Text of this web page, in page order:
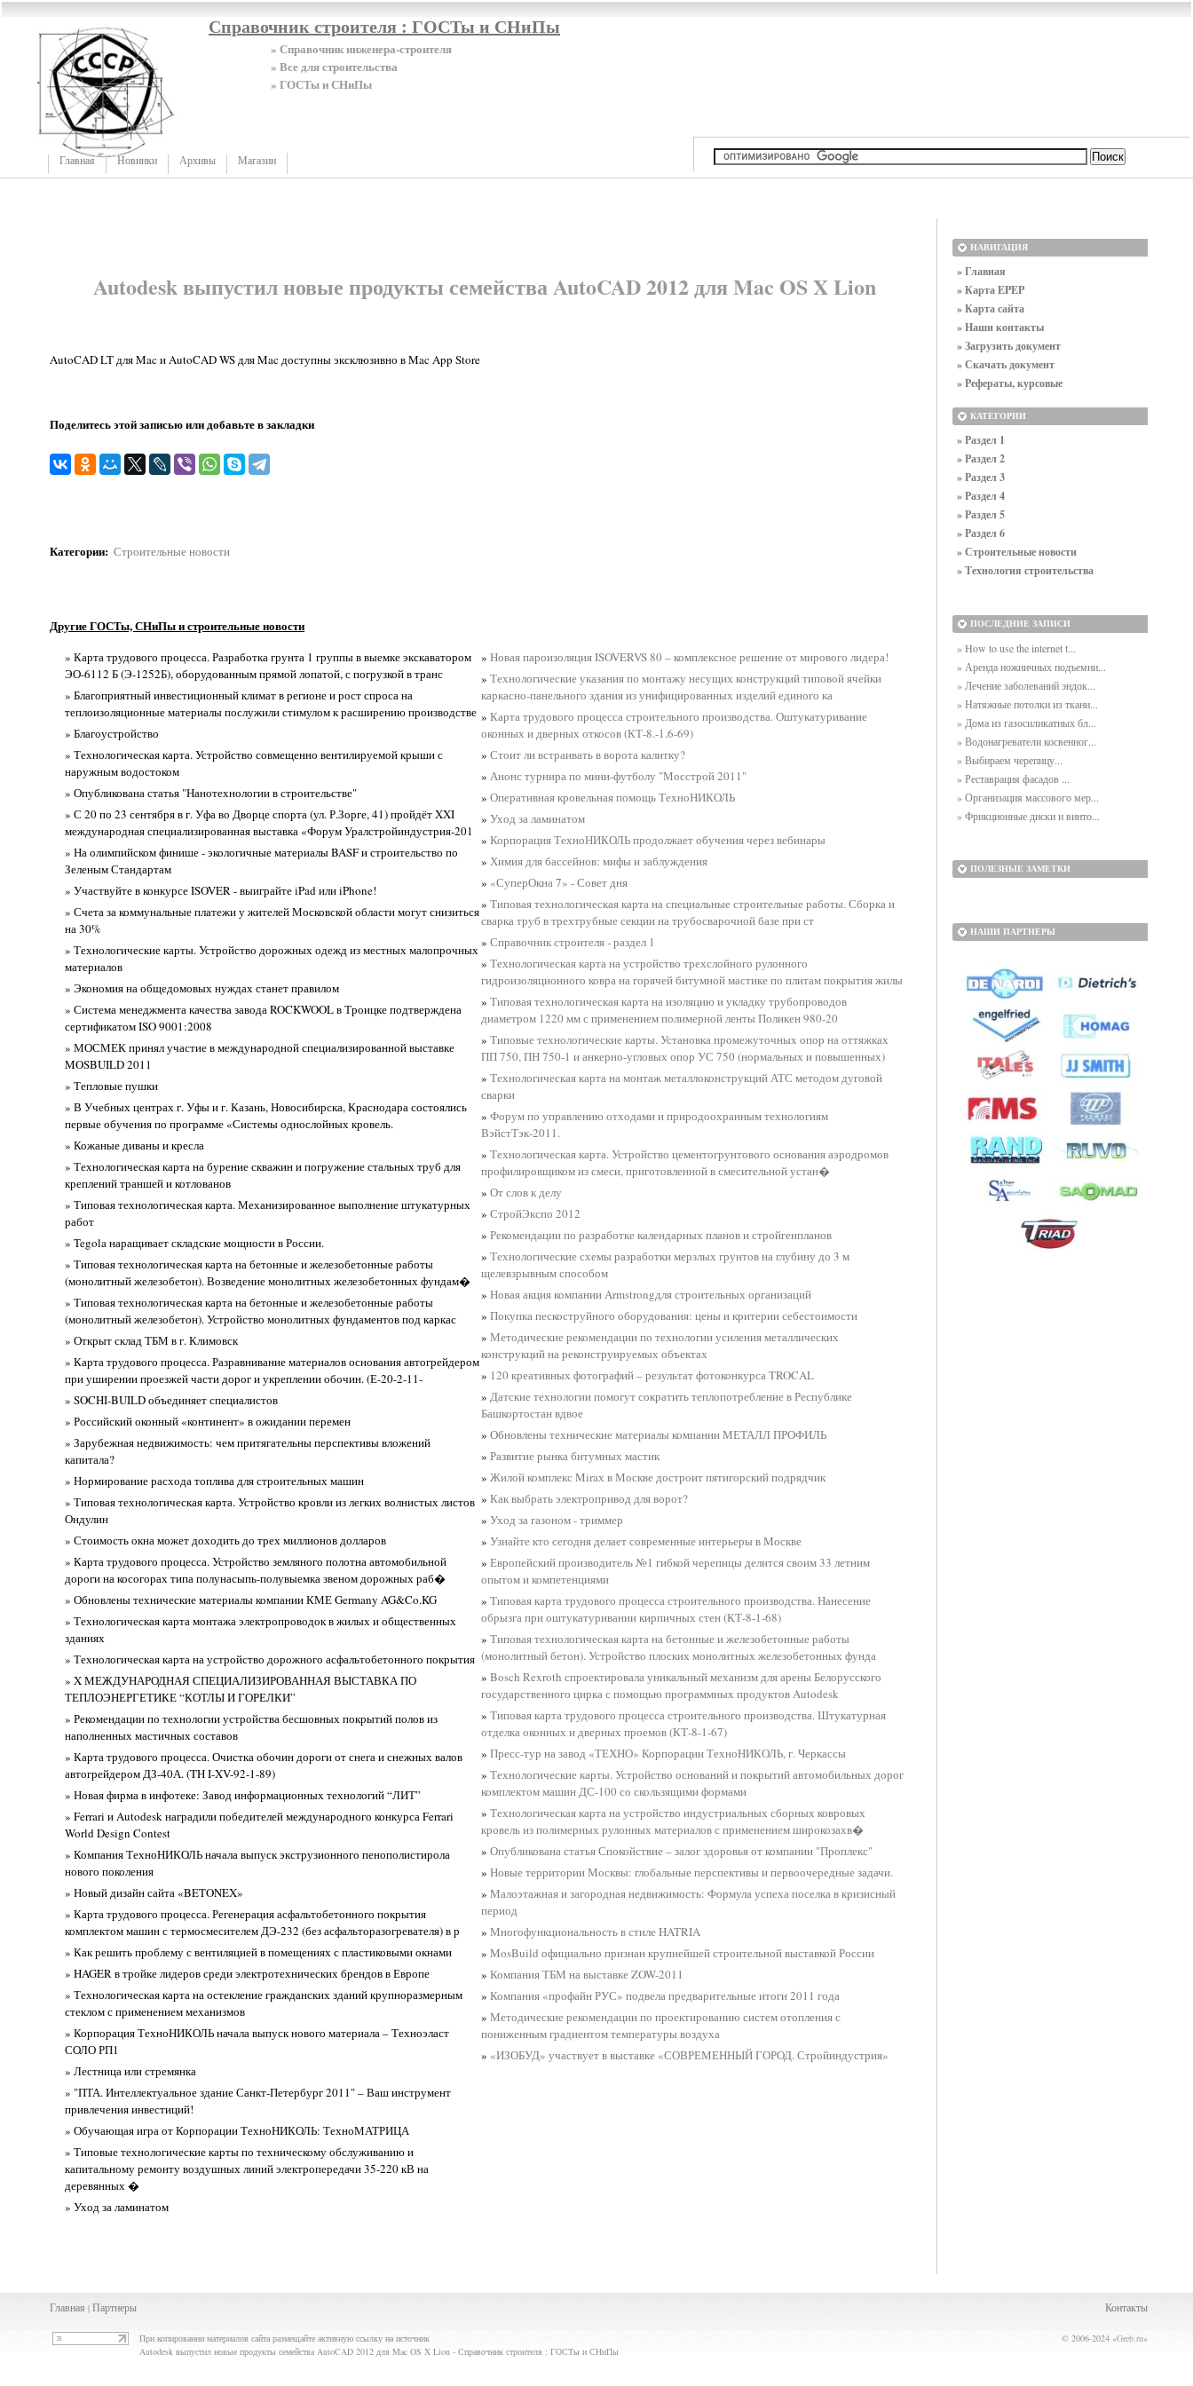
Справочник строителя : ГОСТы и СНиПы
» Справочник инженера-строителя
» Все для строительства
» ГОСТы и СНиПы
Главная Новинки Архивы Магазин
Autodesk выпустил новые продукты семейства AutoCAD 2012 для Mac OS X Lion
AutoCAD LT для Mac и AutoCAD WS для Mac доступны эксклюзивно в Mac App Store
Поделитесь этой записью или добавьте в закладки
Категории: Строительные новости
Другие ГОСТы, СНиПы и строительные новости
» Карта трудового процесса. Разработка грунта 1 группы в выемке экскаватором
ЭО-6112 Б (Э-1252Б), оборудованным прямой лопатой, с погрузкой в транс
» Благоприятный инвестиционный климат в регионе и рост спроса на
теплоизоляционные материалы послужили стимулом к расширению производстве
» Благоустройство
» Технологическая карта. Устройство совмещенно вентилируемой крыши с
наружным водостоком
» Опубликована статья "Нанотехнологии в строительстве"
» С 20 по 23 сентября в г. Уфа во Дворце спорта (ул. Р.Зорге, 41) пройдёт XXI
международная специализированная выставка «Форум Уралстройиндустрия-201
» На олимпийском финише - экологичные материалы BASF и строительство по
Зеленым Стандартам
» Участвуйте в конкурсе ISOVER - выиграйте iPad или iPhone!
» Счета за коммунальные платежи у жителей Московской области могут снизиться
на 30%
» Технологические карты. Устройство дорожных одежд из местных малопрочных
материалов
» Экономия на общедомовых нуждах станет правилом
» Система менеджмента качества завода ROCKWOOL в Троицке подтверждена
сертификатом ISO 9001:2008
» МОСМЕК принял участие в международной специализированной выставке
MOSBUILD 2011
» Тепловые пушки
» В Учебных центрах г. Уфы и г. Казань, Новосибирска, Краснодара состоялись
первые обучения по программе «Системы однослойных кровель.
» Кожаные диваны и кресла
» Технологическая карта на бурение скважин и погружение стальных труб для
креплений траншей и котлованов
» Типовая технологическая карта. Механизированное выполнение штукатурных
работ
» Tegola наращивает складские мощности в России.
» Типовая технологическая карта на бетонные и железобетонные работы
(монолитный железобетон). Возведение монолитных железобетонных фундам�
» Типовая технологическая карта на бетонные и железобетонные работы
(монолитный железобетон). Устройство монолитных фундаментов под каркас
» Открыт склад ТБМ в г. Климовск
» Карта трудового процесса. Разравнивание материалов основания автогрейдером
при уширении проезжей части дорог и укреплении обочин. (Е-20-2-11-
» SOCHI-BUILD объединяет специалистов
» Российский оконный «континент» в ожидании перемен
» Зарубежная недвижимость: чем притягательны перспективы вложений
капитала?
» Нормирование расхода топлива для строительных машин
» Типовая технологическая карта. Устройство кровли из легких волнистых листов
Ондулин
» Стоимость окна может доходить до трех миллионов долларов
» Карта трудового процесса. Устройство земляного полотна автомобильной
дороги на косогорах типа полунасыпь-полувыемка звеном дорожных раб�
» Обновлены технические материалы компании КМЕ Germany AG&Co.KG
» Технологическая карта монтажа электропроводок в жилых и общественных
зданиях
» Технологическая карта на устройство дорожного асфальтобетонного покрытия
» X МЕЖДУНАРОДНАЯ СПЕЦИАЛИЗИРОВАННАЯ ВЫСТАВКА ПО
ТЕПЛОЭНЕРГЕТИКЕ “КОТЛЫ И ГОРЕЛКИ”
» Рекомендации по технологии устройства бесшовных покрытий полов из
наполненных мастичных составов
» Карта трудового процесса. Очистка обочин дороги от снега и снежных валов
автогрейдером ДЗ-40А. (TH I-XV-92-1-89)
» Новая фирма в инфотеке: Завод информационных технологий “ЛИТ”
» Ferrari и Autodesk наградили победителей международного конкурса Ferrari
World Design Contest
» Компания ТехноНИКОЛЬ начала выпуск экструзионного пенополистирола
нового поколения
» Новый дизайн сайта «BETONEX»
» Карта трудового процесса. Регенерация асфальтобетонного покрытия
комплектом машин с термосмесителем ДЭ-232 (без асфальторазогревателя) в р
» Как решить проблему с вентиляцией в помещениях с пластиковыми окнами
» HAGER в тройке лидеров среди электротехнических брендов в Европе
» Технологическая карта на остекление гражданских зданий крупноразмерным
стеклом с применением механизмов
» Корпорация ТехноНИКОЛЬ начала выпуск нового материала – Техноэласт
СОЛО РП1
» Лестница или стремянка
» "ПТА. Интеллектуальное здание Санкт-Петербург 2011" – Ваш инструмент
привлечения инвестиций!
» Обучающая игра от Корпорации ТехноНИКОЛЬ: ТехноМАТРИЦА
» Типовые технологические карты по техническому обслуживанию и
капитальному ремонту воздушных линий электропередачи 35-220 кВ на
деревянных �
» Уход за ламинатом
» Новая пароизоляция ISOVERVS 80 – комплексное решение от мирового лидера!
» Технологические указания по монтажу несущих конструкций типовой ячейки
каркасно-панельного здания из унифицированных изделий единого ка
» Карта трудового процесса строительного производства. Оштукатуривание
оконных и дверных откосов (КТ-8.-1.6-69)
» Стоит ли встраивать в ворота калитку?
» Анонс турнира по мини-футболу "Мосстрой 2011"
» Оперативная кровельная помощь ТехноНИКОЛЬ
» Уход за ламинатом
» Корпорация ТехноНИКОЛЬ продолжает обучения через вебинары
» Химия для бассейнов: мифы и заблуждения
» «СуперОкна 7» - Совет дня
» Типовая технологическая карта на специальные строительные работы. Сборка и
сварка труб в трехтрубные секции на трубосварочной базе при ст
» Справочник строителя - раздел 1
» Технологическая карта на устройство трехслойного рулонного
гидроизоляционного ковра на горячей битумной мастике по плитам покрытия жилы
» Типовая технологическая карта на изоляцию и укладку трубопроводов
диаметром 1220 мм с применением полимерной ленты Поликен 980-20
» Типовые технологические карты. Установка промежуточных опор на оттяжках
ПП 750, ПН 750-1 и анкерно-угловых опор УС 750 (нормальных и повышенных)
» Технологическая карта на монтаж металлоконструкций АТС методом дуговой
сварки
» Форум по управлению отходами и природоохранным технологиям
ВэйстТэк-2011.
» Технологическая карта. Устройство цементогрунтового основания аэродромов
профилировщиком из смеси, приготовленной в смесительной устан�
» От слов к делу
» СтройЭкспо 2012
» Рекомендации по разработке календарных планов и стройгенпланов
» Технологические схемы разработки мерзлых грунтов на глубину до 3 м
щелевзрывным способом
» Новая акция компании Armstrongдля строительных организаций
» Покупка пескоструйного оборудования: цены и критерии себестоимости
» Методические рекомендации по технологии усиления металлических
конструкций на реконструируемых объектах
» 120 креативных фотографий – результат фотоконкурса TROCAL
» Датские технологии помогут сократить теплопотребление в Республике
Башкортостан вдвое
» Обновлены технические материалы компании МЕТАЛЛ ПРОФИЛЬ
» Развитие рынка битумных мастик
» Жилой комплекс Miraх в Москве достроит пятигорский подрядчик
» Как выбрать электропривод для ворот?
» Уход за газоном - триммер
» Узнайте кто сегодня делает современные интерьеры в Москве
» Европейский производитель №1 гибкой черепицы делится своим 33 летним
опытом и компетенциями
» Типовая карта трудового процесса строительного производства. Нанесение
обрызга при оштукатуривании кирпичных стен (КТ-8-1-68)
» Типовая технологическая карта на бетонные и железобетонные работы
(монолитный бетон). Устройство плоских монолитных железобетонных фунда
» Bosch Rexroth спроектировала уникальный механизм для арены Белорусского
государственного цирка с помощью программных продуктов Autodesk
» Типовая карта трудового процесса строительного производства. Штукатурная
отделка оконных и дверных проемов (КТ-8-1-67)
» Пресс-тур на завод «ТЕХНО» Корпорации ТехноНИКОЛЬ, г. Черкассы
» Технологические карты. Устройство оснований и покрытий автомобильных дорог
комплектом машин ДС-100 со скользящими формами
» Технологическая карта на устройство индустриальных сборных ковровых
кровель из полимерных рулонных материалов с применением широкозахв�
» Опубликована статья Спокойствие – залог здоровья от компании "Проплекс"
» Новые территории Москвы: глобальные перспективы и первоочередные задачи.
» Малоэтажная и загородная недвижимость: Формула успеха поселка в кризисный
период
» Многофункциональность в стиле HATRIA
» MosBuild официально признан крупнейшей строительной выставкой России
» Компания ТБМ на выставке ZOW-2011
» Компания «профайн РУС» подвела предварительные итоги 2011 года
» Методические рекомендации по проектированию систем отопления с
пониженным градиентом температуры воздуха
» «ИЗОБУД» участвует в выставке «СОВРЕМЕННЫЙ ГОРОД. Стройиндустрия»
НАВИГАЦИЯ
» Главная
» Карта EPEP
» Карта сайта
» Наши контакты
» Загрузить документ
» Скачать документ
» Рефераты, курсовые
КАТЕГОРИИ
» Раздел 1
» Раздел 2
» Раздел 3
» Раздел 4
» Раздел 5
» Раздел 6
» Строительные новости
» Технология строительства
ПОСЛЕДНИЕ ЗАПИСИ
» How to use the internet t...
» Аренда ножничных подъемни...
» Лечение заболеваний эндок...
» Натяжные потолки из ткани...
» Дома из газосиликатных бл...
» Водонагреватели косвенног...
» Выбираем черепицу...
» Реставрация фасадов ...
» Организация массового мер...
» Фрикционные диски и винто...
ПОЛЕЗНЫЕ ЗАМЕТКИ
НАШИ ПАРТНЕРЫ
Главная | Партнеры Контакты
При копировании материалов сайта размещайте активную ссылку на источник
Autodesk выпустил новые продукты семейства AutoCAD 2012 для Mac OS X Lion - Справочник строителя : ГОСТы и СНиПы
© 2006-2024 «Greb.ru»